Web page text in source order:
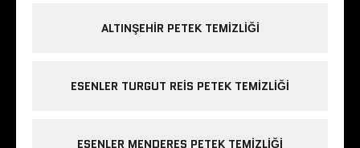
ALTINŞEHIR PETEK TEMIZLIĞI
ESENLER TURGUT REIS PETEK TEMIZLIĞI
ESENLER MENDERES PETEK TEMIZLIĞI